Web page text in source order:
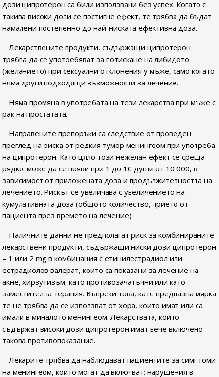
дози ципротерон са били използвани без успех. Когато с
такива високи дози се постигне ефект, те трябва да бъдат
намалени постепенно до най-ниската ефективна доза.
Лекарствените продукти, съдържащи ципротерон
трябва да се употребяват за потискане на либидото
(желанието) при сексуални отклонения у мъже, само когато
няма други подходящи възможности за лечение.
Няма промяна в употребата на тези лекарства при мъже с
рак на простатата.
Направените препоръки са следствие от проведен
преглед на риска от редкия тумор менингеом при употреба
на ципротерон. Като цяло този нежелан ефект се среща
рядко: може да се появи при 1 до 10 души от 10 000, в
зависимост от приложената доза и продължителността на
лечението. Рискът се увеличава с увеличението на
кумулативната доза (общото количество, прието от
пациента през времето на лечение).
Наличните данни не предполагат риск за комбинираните
лекарствени продукти, съдържащи ниски дози ципротерон
– 1 или 2 mg в комбинация с етинилестрадиол или
естрадиолов валерат, които са показани за лечение на
акне, хирзутизъм, като противозачатъчни или като
заместителна терапия. Въпреки това, като предпазна мярка
те не трябва да се използват от хора, които имат или са
имали в миналото менингеом. Лекарствата, които
съдържат високи дози ципротерон имат вече включено
такова противопоказание.
Лекарите трябва да наблюдават пациентите за симптоми
на менингеом, които могат да включват: нарушения в